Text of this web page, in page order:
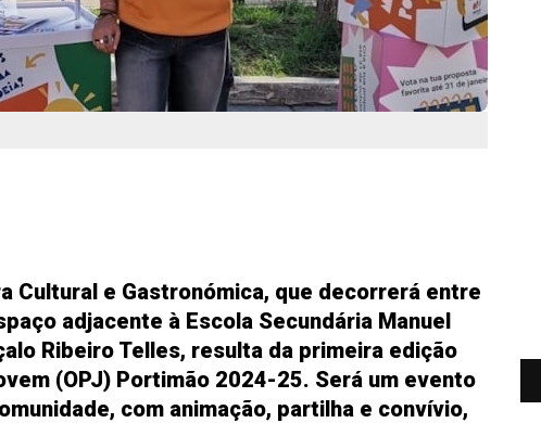
Cultural e Gastronómica, que decorrerá entre
adjacente à Escola Secundária Manuel
Ribeiro Telles, resulta da primeira edição
(OPJ) Portimão 2024-25. Será um evento
com animação, partilha e convívio,